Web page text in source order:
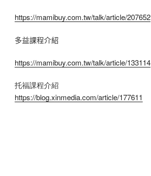
https://mamibuy.com.tw/talk/article/207652
多益課程介紹
https://mamibuy.com.tw/talk/article/133114
托福課程介紹
https://blog.xinmedia.com/article/177611